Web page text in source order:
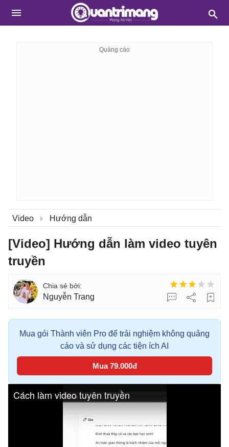
Video Hướng dẫn
[Video] Hướng dẫn làm video tuyên
truyền
Nguyễn Trang
Mua gói Thành viên Pro để trải nghiệm không quảng
cáo và sử dụng các tiện ích AI
Mua 79.000đ